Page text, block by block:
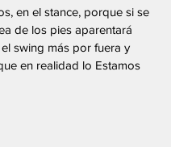
en el stance, porque si se
de los pies aparentará
swing más por fuera y
en realidad lo Estamos